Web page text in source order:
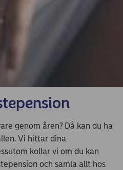
genom åren? Då kan du ha
Vi hittar dina
kollar vi om du kan
och samla allt hos